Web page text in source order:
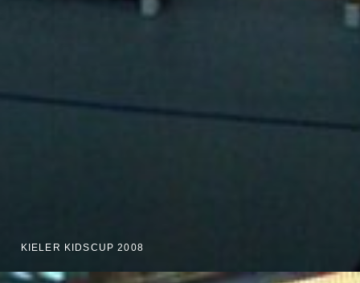
KIELER KIDSCUP 2008